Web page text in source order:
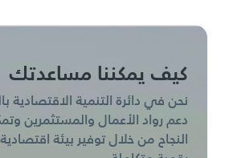
كيف يمكننا مساعدتك
نحن في دائرة التنمية الاقتصادية
دعم رواد الأعمال والمستثمرين
النجاح من خلال توفير بيئة